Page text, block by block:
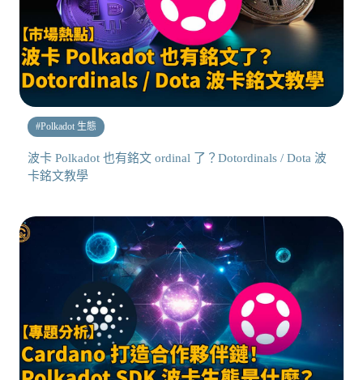
#Polkadot 生態
波卡 Polkadot 也有銘文 ordinal 了？Dotordinals / Dota 波
卡銘文教學